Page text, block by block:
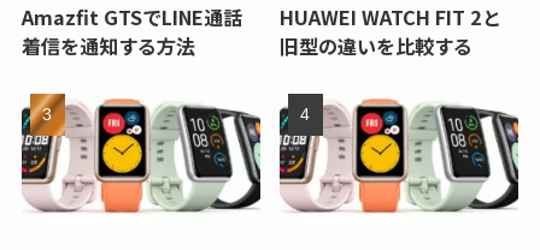
Amazfit GTSでLINE通話
着信を通知する方法
HUAWEI WATCH FIT 2と
旧型の違いを比較する